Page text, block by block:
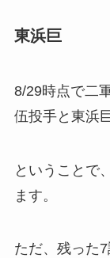
東浜巨
8/29時点で二
伍投手と東浜
ということで
ます。
ただ、残った